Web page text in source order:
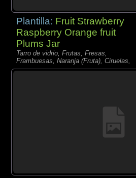
Plantilla: Fruit Strawberry
Raspberry Orange fruit
Plums Jar
Tarro de vidrio, Frutas, Fresas,
Frambuesas, Naranja (Fruta), Ciruelas,